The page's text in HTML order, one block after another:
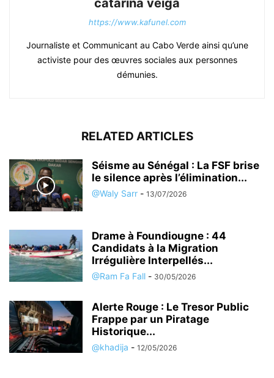
catarina veiga
https://www.kafunel.com
Journaliste et Communicant au Cabo Verde ainsi qu’une
activiste pour des œuvres sociales aux personnes
démunies.
RELATED ARTICLES
Séisme au Sénégal : La FSF brise
le silence après l’élimination...
@Waly Sarr - 13/07/2026
Drame à Foundiougne : 44
Candidats à la Migration
Irrégulière Interpellés...
@Ram Fa Fall - 30/05/2026
Alerte Rouge : Le Tresor Public
Frappe par un Piratage
Historique...
@khadija - 12/05/2026